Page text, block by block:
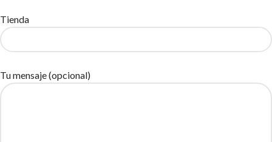
Tienda
Tu mensaje (opcional)